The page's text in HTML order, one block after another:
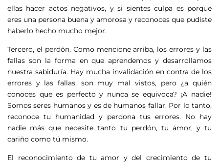
ellas hacer actos negativos, y si sientes culpa es porque
eres una persona buena y amorosa y reconoces que pudiste
haberlo hecho mucho mejor.
Tercero, el perdón. Como mencione arriba, los errores y las
fallas son la forma en que aprendemos y desarrollamos
nuestra sabiduría. Hay mucha invalidación en contra de los
errores y las fallas, son muy mal vistos, pero ¿a quién
conoces que es perfecto y nunca se equivoca? ¡A nadie!
Somos seres humanos y es de humanos fallar. Por lo tanto,
reconoce tu humanidad y perdona tus errores. No hay
nadie más que necesite tanto tu perdón, tu amor, y tu
cariño como tú mismo.
El reconocimiento de tu amor y del crecimiento de tu